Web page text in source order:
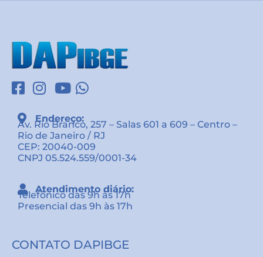
Endereço:
Av. Rio Branco, 257 – Salas 601 a 609 – Centro –
Rio de Janeiro / RJ
CEP: 20040-009
CNPJ 05.524.559/0001-34
Atendimento diário:
Telefônico das 9h às 17h
Presencial das 9h às 17h
CONTATO DAPIBGE